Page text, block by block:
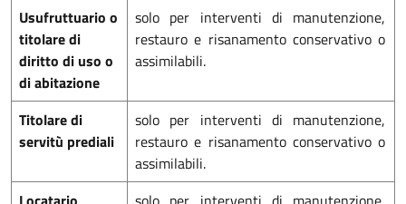
Usufruttuario o
titolare di
diritto di uso o
di abitazione
solo per interventi di manutenzione,
restauro e risanamento conservativo o
assimilabili.
Titolare di
servitù prediali
solo per interventi di manutenzione,
restauro e risanamento conservativo o
assimilabili.